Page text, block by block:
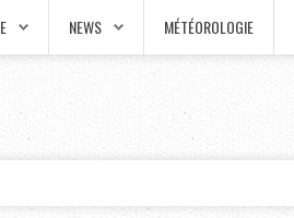
NEWS MÉTÉOROLOGIE